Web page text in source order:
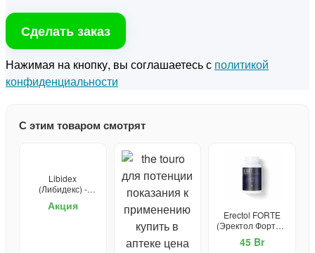
Сделать заказ
Нажимая на кнопку, вы соглашаетесь с политикой
конфиденциальности
С этим товаром смотрят
Libidex
(Либидекс) -
простатита и для
Акция
Erectol FORTE
(Эректол Форте) -
средство для
потенции
45 Br